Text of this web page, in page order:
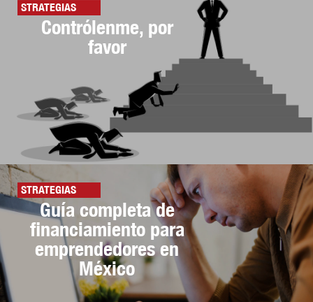
STRATEGIAS
Contrólenme, por
favor
STRATEGIAS
Guía completa de
financiamiento para
emprendedores en
México